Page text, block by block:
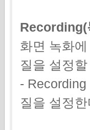
Recording(
화면 녹화
질을 설정
-
질을 설정